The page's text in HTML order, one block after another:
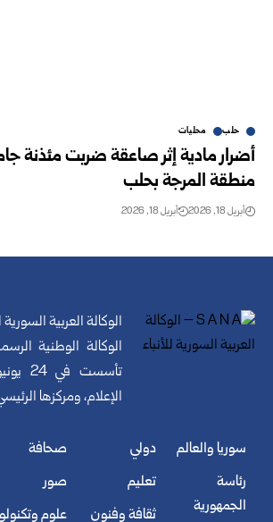
حلب محليات
أضرار مادية إثر صاعقة ضربت مئذنة
منطقة المرجة بحلب
أبريل 18, 2026 أبريل 18, 2026
الوكالة العربية السورية
الوكالة الوطنية
الإعلام، ومركزها
سوريا والعالم
رئاسة
الجمهورية
دولي
تعليم
ثقافة وفنون
صحافة
صور
علوم